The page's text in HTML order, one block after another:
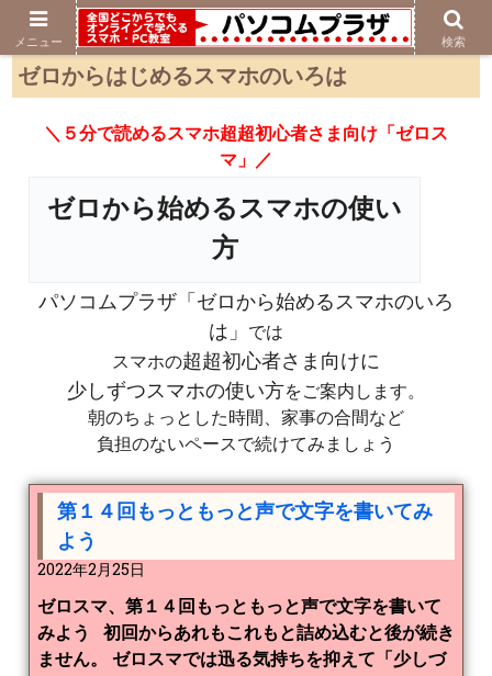
ゼロからはじめるスマホのいろは
＼５分で読めるスマホ超超初心者さま向け「ゼロス
マ」／
ゼロから始めるスマホの使い
方
パソコムプラザ「ゼロから始めるスマホのいろ
は」 では
スマホの超超初心者さま向けに
少しずつスマホの使い方をご案内します。
朝のちょっとした時間、家事の合間など
負担のないペースで続けてみましょう
第１４回もっともっと声で文字を書いてみ
よう
2022年2月25日
ゼロスマ、第１４回もっともっと声で文字を書いて
みよう 初回からあれもこれもと詰め込むと後が続き
ません。 ゼロスマでは迅る気持ちを抑えて「少しづ
メニュー 検索